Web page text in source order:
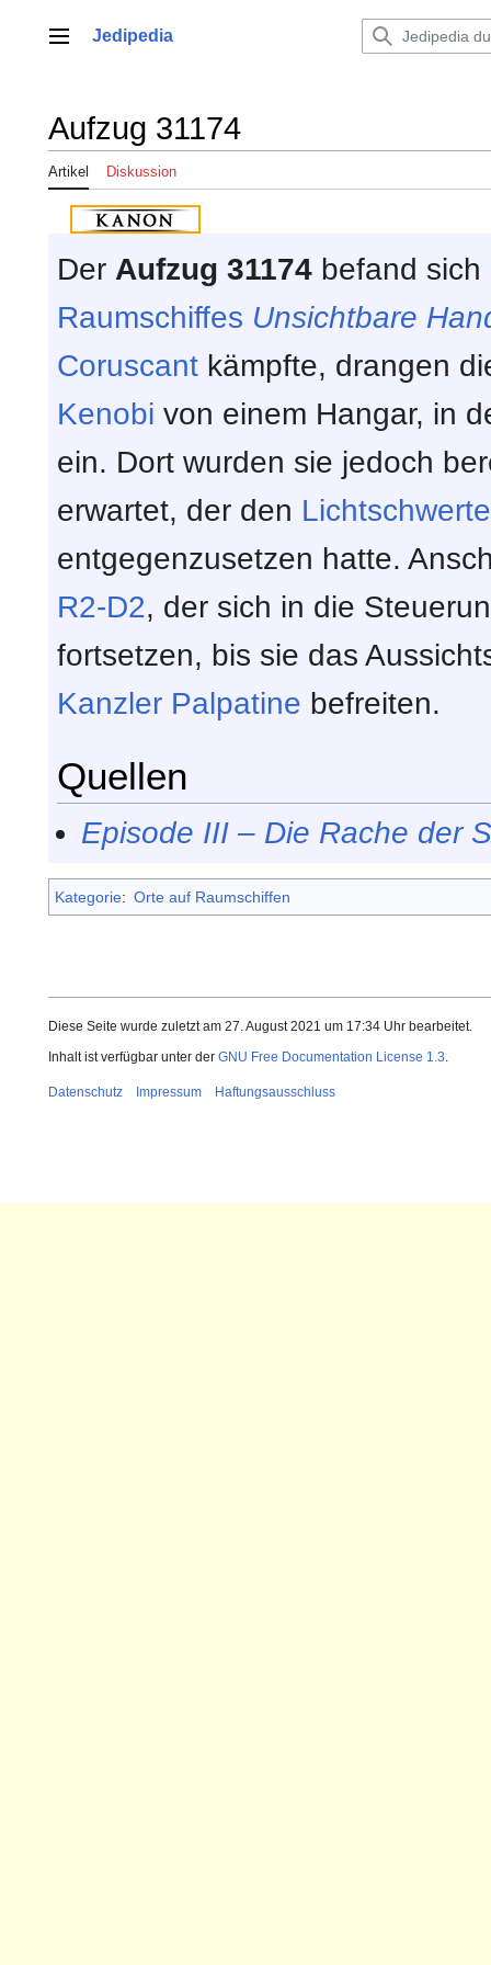
springenHauptmenü
Jedipedia
Aufzug 31174
Artikel Diskussion
Der Aufzug 31174 befand
Raumschiffes Unsichtbare
Coruscant kämpfte, drangen
Kenobi von einem Hangar, in
ein. Dort wurden sie jedoch
erwartet, der den
entgegenzusetzen hatte.
R2-D2, der sich in die
fortsetzen, bis sie das
Kanzler Palpatine befreiten.
Quellen
Episode III – Die Rache der
Kategorie: Orte auf Raumschiffen
Diese Seite wurde zuletzt am 27. August 2021 um 17:34 Uhr bearbeitet.
Inhalt ist verfügbar unter der GNU Free Documentation License 1.3.
Datenschutz Impressum Haftungsausschluss